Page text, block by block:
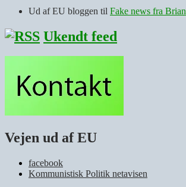
Ud af EU bloggen til Fake news fra Brian
Ukendt feed
Vejen ud af EU
facebook
Kommunistisk Politik netavisen